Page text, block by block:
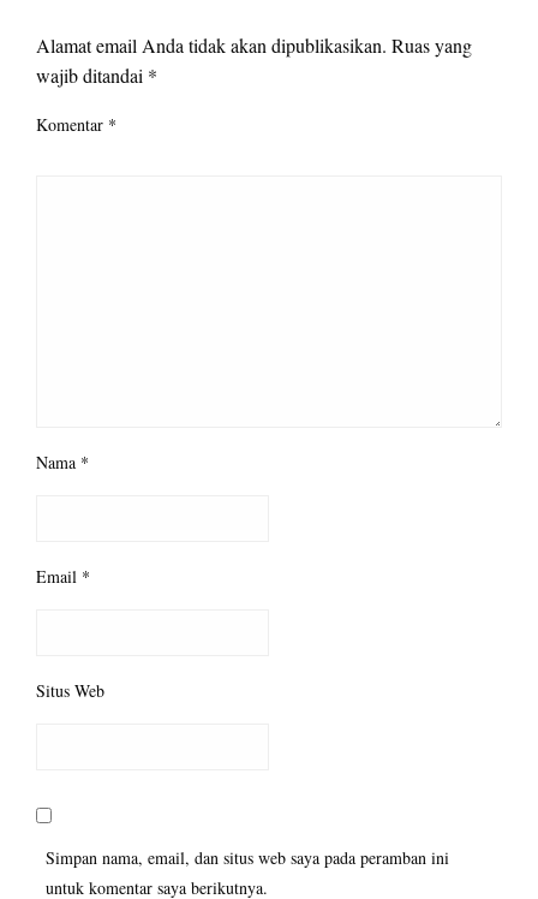
Alamat email Anda tidak akan dipublikasikan. Ruas yang
wajib ditandai *
Komentar *
Nama *
Email *
Situs Web
Simpan nama, email, dan situs web saya pada peramban ini
untuk komentar saya berikutnya.